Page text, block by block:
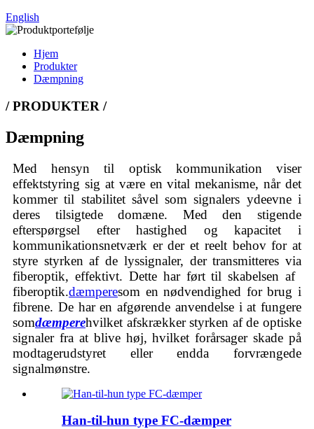
English
Hjem
Produkter
Dæmpning
/ PRODUKTER /
Dæmpning
Med hensyn til optisk kommunikation viser
effektstyring sig at være en vital mekanisme, når det
kommer til stabilitet såvel som signalers ydeevne i
deres tilsigtede domæne. Med den stigende
efterspørgsel efter hastighed og kapacitet i
kommunikationsnetværk er der et reelt behov for at
styre styrken af ​​de lyssignaler, der transmitteres via
fiberoptik, effektivt. Dette har ført til skabelsen af ​​
fiberoptik.dæmperesom en nødvendighed for brug i
fibrene. De har en afgørende anvendelse i at fungere
somdæmperehvilket afskrækker styrken af ​​de optiske
signaler fra at blive høj, hvilket forårsager skade på
modtagerudstyret eller endda forvrængede
signalmønstre.
Han-til-hun type FC-dæmper